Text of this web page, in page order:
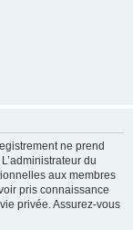
ne prend
du
aux membres
pris connaissance
privée. Assurez-vous